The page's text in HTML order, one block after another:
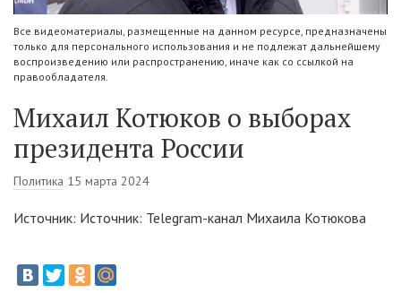
Все видеоматериалы, размещенные на данном ресурсе, предназначены
только для персонального использования и не подлежат дальнейшему
воспроизведению или распространению, иначе как со ссылкой на
правообладателя.
Михаил Котюков о выборах
президента России
Политика 15 марта 2024
Источник: Источник: Telegram-канал Михаила Котюкова